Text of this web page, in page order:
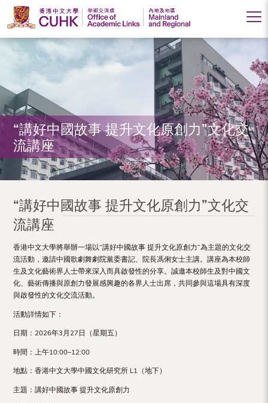
Office
of
Academic
Links
(Mainland
and
Regional),
The
Chinese
University
of
Hong
Kong
“講好中國故事 提升文化原創力”文化交
流講座
“講好中國故事 提升文化原創力”文化交
流講座
香港中文大學將舉辦一場以“講好中國故事 提升文化原創力”為主題的文化交
流活動，邀請中國歌劇舞劇院黨委書記、院長馮俐女士主講。講座為本校師
生及文化藝術界人士帶來深入而具啟發性的分享。誠邀本校師生及對中國文
化、藝術傳播與原創力發展感興趣的各界人士出席，共同參與這場具有深度
與啟發性的文化交流活動。
活動詳情如下：
日期：2026年3月27日（星期五）
時間：上午10:00–12:00
地點：香港中文大學中國文化研究所 L1（地下）
主題：講好中國故事 提升文化原創力